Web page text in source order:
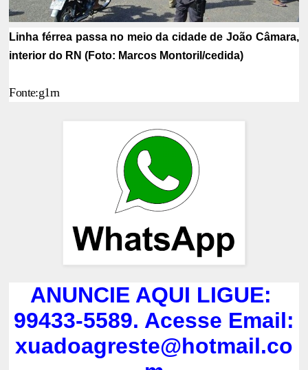
Linha férrea passa no meio da cidade de João Câmara,
interior do RN (Foto: Marcos Montoril/cedida)
Fonte:g1rn
ANUNCIE AQUI LIGUE:
99433-5589. Acesse Email:
xuadoagreste@hotmail.co